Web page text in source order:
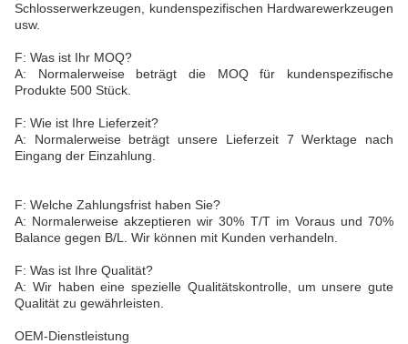
Schlosserwerkzeugen, kundenspezifischen Hardwarewerkzeugen
usw.
F: Was ist Ihr MOQ?
A: Normalerweise beträgt die MOQ für kundenspezifische
Produkte 500 Stück.
F: Wie ist Ihre Lieferzeit?
A: Normalerweise beträgt unsere Lieferzeit 7 Werktage nach
Eingang der Einzahlung.
F: Welche Zahlungsfrist haben Sie?
A: Normalerweise akzeptieren wir 30% T/T im Voraus und 70%
Balance gegen B/L. Wir können mit Kunden verhandeln.
F: Was ist Ihre Qualität?
A: Wir haben eine spezielle Qualitätskontrolle, um unsere gute
Qualität zu gewährleisten.
OEM-Dienstleistung